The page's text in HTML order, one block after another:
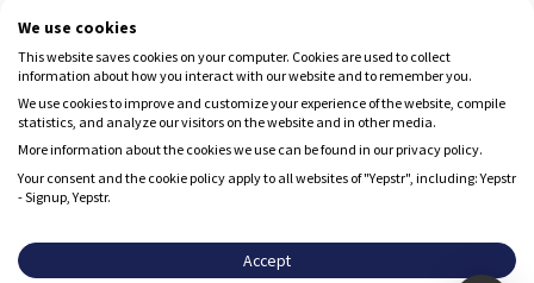
Hjälpcenter
Ladda ned Yepstr
Ladda ned Yepstr
upplevelse.
We use cookies
This website saves cookies on your computer. Cookies are used to collect
information about how you interact with our website and to remember you.
We use cookies to improve and customize your experience of the website, compile
statistics, and analyze our visitors on the website and in other media.
More information about the cookies we use can be found in our privacy policy.
Your consent and the cookie policy apply to all websites of "Yepstr", including: Yepstr
- Signup, Yepstr.
Accept